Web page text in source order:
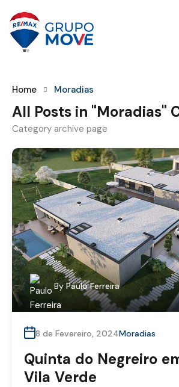
Home Moradias
All Posts in "Moradias"
Category archive page
By Paulo Ferreira
8 de Fevereiro, 2024Moradias
Quinta do Negreiro
Vila Verde